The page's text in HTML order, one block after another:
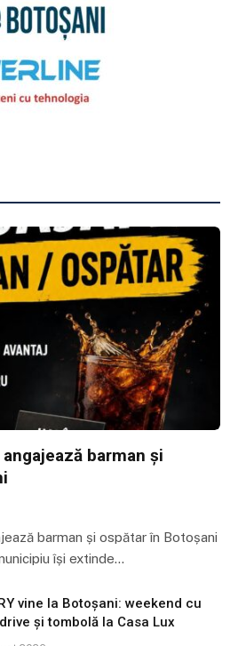
angajează barman și
barman și ospătar în Botoșani
își extinde…
vine la Botoșani: weekend cu
și tombolă la Casa Lux